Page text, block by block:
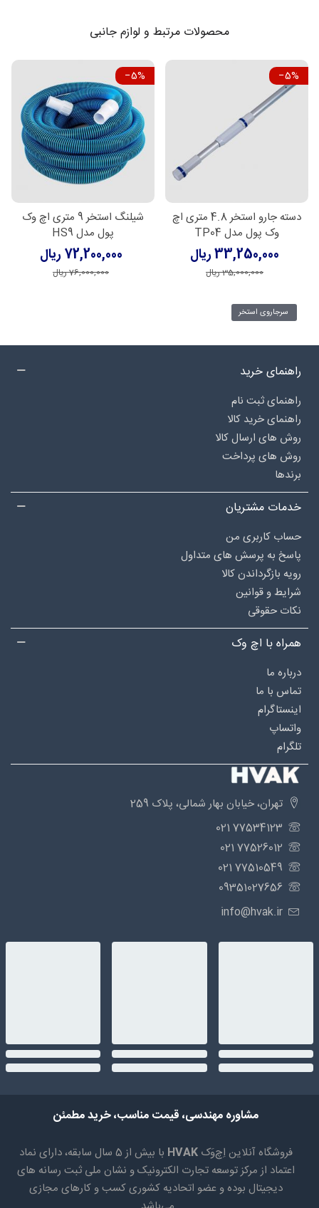
محصولات مرتبط و لوازم جانبی
‎−5%
دسته جارو استخر 4.8 متری اچ
وک پول مدل TP04
33,250,000 ریال
35,000,000 ریال
‎−5%
شیلنگ استخر 9 متری اچ وک
پول مدل HS9
72,200,000 ریال
76,000,000 ریال
سرجاروی استخر
راهنمای خرید
راهنمای ثبت نام
راهنمای خرید کالا
روش های ارسال کالا
روش های پرداخت
برندها
خدمات مشتریان
حساب کاربری من
پاسخ به پرسش های متداول
رویه بازگرداندن کالا
شرایط و قوانین
نکات حقوقی
همراه با اچ وک
درباره‌ ما
تماس با ما
اینستاگرام
واتساپ
تلگرام
تهران، خیابان بهار شمالی، پلاک 259
77534123 021
77526012 021
77510549 021
09351027656
info@hvak.ir
مشاوره مهندسی، قیمت مناسب، خرید مطمئن
فروشگاه آنلاین اِچ‌وَک HVAK
با بیش از 5 سال سابقه، دارای نماد
اعتماد از مرکز توسعه تجارت الکترونیک و نشان ملی ثبت رسانه های
دیجیتال بوده و عضو اتحادیه کشوری کسب و کارهای مجازی